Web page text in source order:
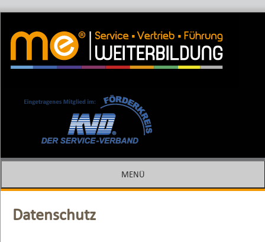
Methodische Fehlersuche ( MEFES ) –
MF4.0 + MF5.0
me Weiterbildung – Die Spezialisten
MENÜ
Datenschutz